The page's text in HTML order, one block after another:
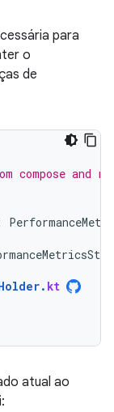
para
o
de
compose and
. kt
atual ao